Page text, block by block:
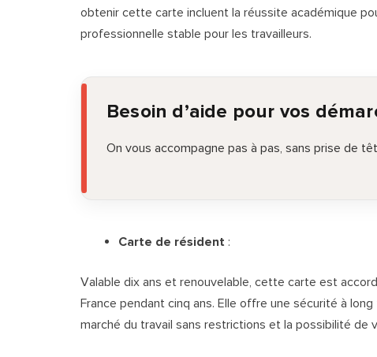
obtenir cette carte incluent la réussite académique
professionnelle stable pour les travailleurs.
Besoin d’aide pour vos
On vous accompagne pas à pas, sans prise de
Carte de résident :
Valable dix ans et renouvelable, cette carte est
France pendant cinq ans. Elle offre une sécurité à
marché du travail sans restrictions et la possibilité de